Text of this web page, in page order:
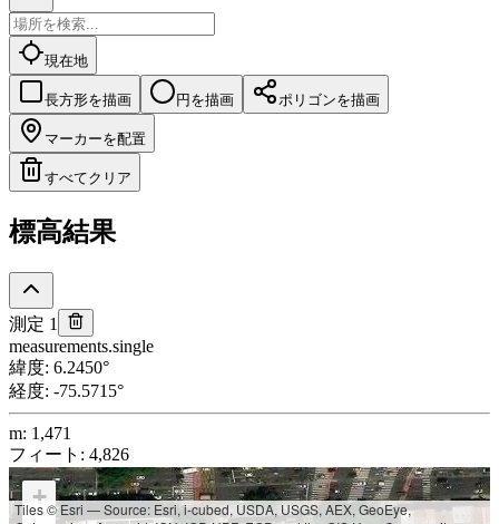
現在地
長方形を描画 円を描画 ポリゴンを描画
マーカーを配置
すべてクリア
標高結果
測定 1
measurements.single
緯度: 6.2450°
経度: -75.5715°
m: 1,471
フィート : 4,826
+
Tiles © Esri — Source: Esri, i-cubed, USDA, USGS, AEX, GeoEye,